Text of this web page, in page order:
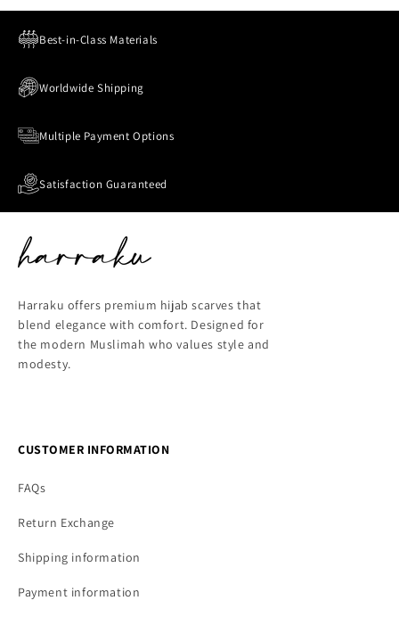
Best-in-Class Materials
Worldwide Shipping
Multiple Payment Options
Satisfaction Guaranteed
Harraku offers premium hijab scarves that
blend elegance with comfort. Designed for
the modern Muslimah who values style and
modesty.
CUSTOMER INFORMATION
FAQs
Return Exchange
Shipping information
Payment information